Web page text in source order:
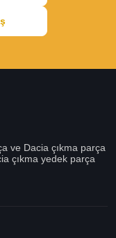
ve Dacia çıkma parça
çıkma yedek parça